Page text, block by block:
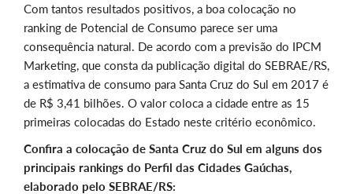
Com tantos resultados positivos, a boa colocação no
ranking de Potencial de Consumo parece ser uma
consequência natural. De acordo com a previsão do IPCM
Marketing, que consta da publicação digital do SEBRAE/RS,
a estimativa de consumo para Santa Cruz do Sul em 2017 é
de R$ 3,41 bilhões. O valor coloca a cidade entre as 15
primeiras colocadas do Estado neste critério econômico.
Confira a colocação de Santa Cruz do Sul em alguns dos
principais rankings do Perfil das Cidades Gaúchas,
elaborado pelo SEBRAE/RS: